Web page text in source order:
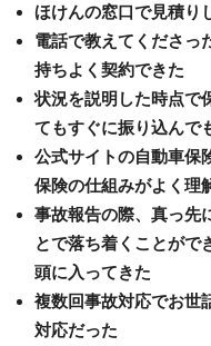
ほけんの窓口で見積り
電話で教えてくださっ
持ちよく契約できた
状況を説明した時点で
てもすぐに振り込んで
公式サイトの自動車保
保険の仕組みがよく理
事故報告の際、真っ先
とで落ち着くことがで
頭に入ってきた
複数回事故対応でお世
対応だった